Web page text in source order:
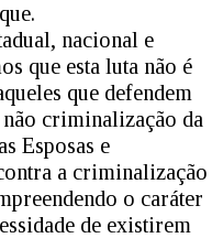
nacional e
que esta luta não é
que defendem
criminalização da
Esposas e
a criminalização
o caráter
de existirem